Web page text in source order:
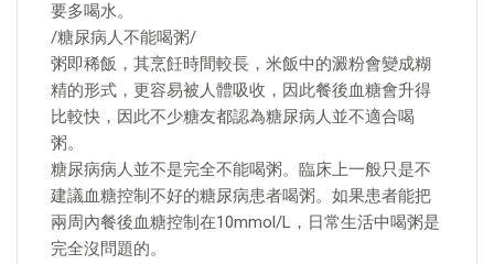
要多喝水。
/糖尿病人不能喝粥/
粥即稀飯，其烹飪時間較長，米飯中的澱粉會變成糊
精的形式，更容易被人體吸收，因此餐後血糖會升得
比較快，因此不少糖友都認為糖尿病人並不適合喝
粥。
糖尿病病人並不是完全不能喝粥。臨床上一般只是不
建議血糖控制不好的糖尿病患者喝粥。如果患者能把
兩周內餐後血糖控制在10mmol/L，日常生活中喝粥是
完全沒問題的。